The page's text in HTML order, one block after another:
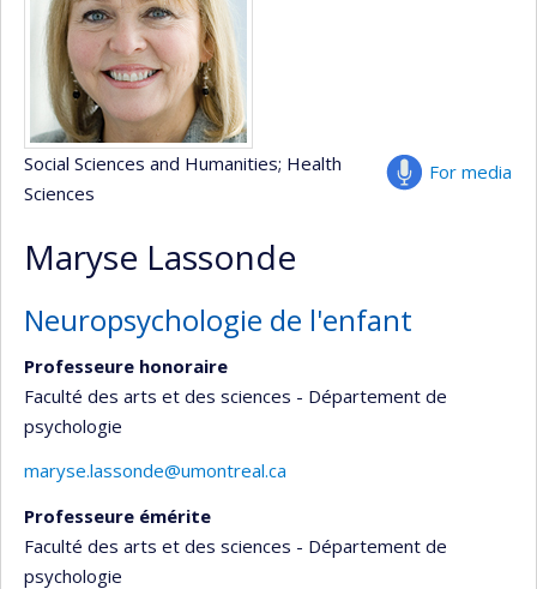
For media
Social Sciences and Humanities; Health
Sciences
Maryse Lassonde
Neuropsychologie de l'enfant
Professeure honoraire
Faculté des arts et des sciences - Département de
psychologie
maryse.lassonde@umontreal.ca
Professeure émérite
Faculté des arts et des sciences - Département de
psychologie